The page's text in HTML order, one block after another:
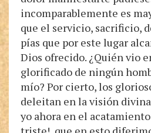
incomparablemente es
que el servicio, sacrificio,
pías que por este lugar
Dios ofrecido. ¿Quién vio
glorificado de ningún
mío? Por cierto, los
deleitan en la visión
yo ahora en el acatamiento